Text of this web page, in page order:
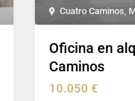
Cuatro Caminos,
Oficina en
Caminos
10.050 €